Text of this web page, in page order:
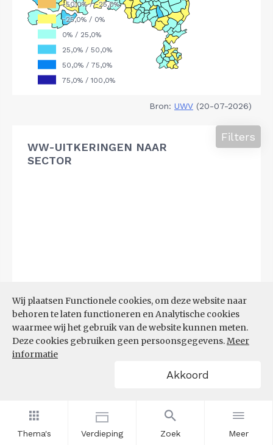
Thema's Verdieping Zoek Meer
Wij plaatsen Functionele cookies, om deze website naar
behoren te laten functioneren en Analytische cookies
waarmee wij het gebruik van de website kunnen meten.
Deze cookies gebruiken geen persoonsgegevens.Meer
informatie
Akkoord
Bron: UWV (20-07-2026)
WW-UITKERINGEN NAAR
SECTOR
Filters
WW-UITKERINGEN NAAR
Filters